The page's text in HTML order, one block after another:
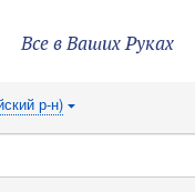
Все в Ваших Руках
р-н) {